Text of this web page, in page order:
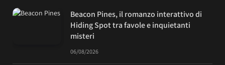
Beacon Pines, il romanzo interattivo di
Hiding Spot tra favole e inquietanti
misteri
06/08/2026